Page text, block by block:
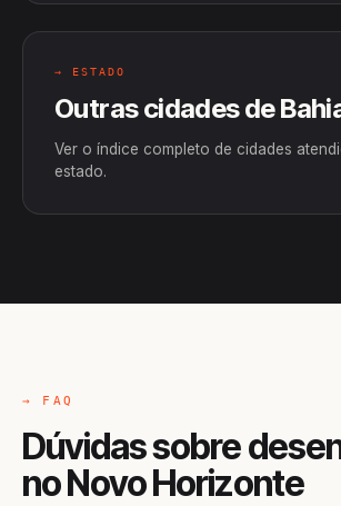
→ ESTADO
Outras cidades de
Ver o índice completo de cidades
estado.
→ FAQ
Dúvidas sobre
no Novo Horizonte